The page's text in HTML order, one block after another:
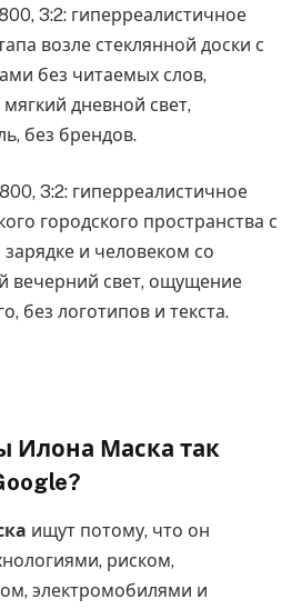
3:2: гиперреалистичное
возле стеклянной доски с
без читаемых слов,
дневной свет,
без брендов.
3:2: гиперреалистичное
городского пространства с
и человеком со
вечерний свет, ощущение
без логотипов и текста.
Илона Маска так
ищут потому, что он
риском,
электромобилями и